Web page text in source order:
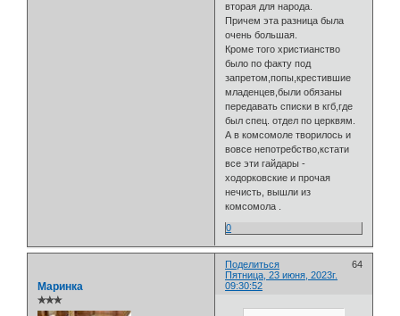
вторая для народа.
Причем эта разница была
очень большая.
Кроме того христианство
было по факту под
запретом,попы,крестившие
младенцев,были обязаны
передавать списки в кгб,где
был спец. отдел по церквям.
А в комсомоле творилось и
вовсе непотребство,кстати
все эти гайдары -
ходорковские и прочая
нечисть, вышли из
комсомола .
0
Поделиться
64
Пятница, 23 июня, 2023г.
09:30:52
Маринка
✯✯✯